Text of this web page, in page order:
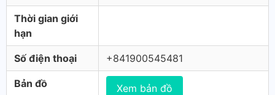
Thời gian giới
hạn
Số điện thoại +841900545481
Bản đồ Xem bản đồ